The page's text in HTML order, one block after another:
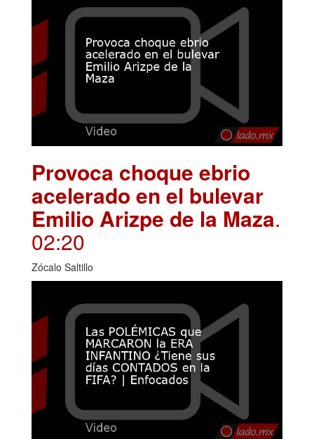
Provoca choque ebrio
acelerado en el bulevar
Emilio Arizpe de la Maza.
02:20
Zócalo Saltillo